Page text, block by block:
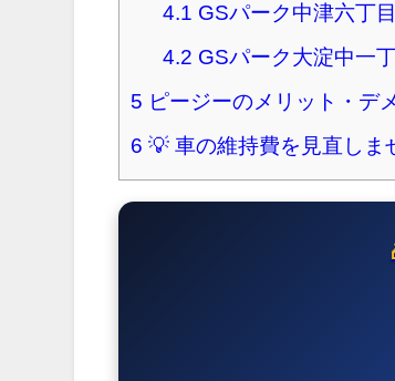
4.1 GSパーク中津六丁
4.2 GSパーク大淀中一
5 ピージーのメリット・デ
6 💡 車の維持費を見直しま